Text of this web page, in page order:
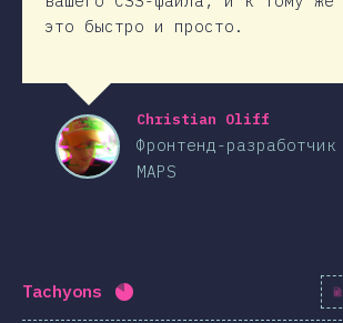
это быстро и просто.
Christian Oliff
Фронтенд-
MAPS
Tachyons Процент заполнения: 82 %